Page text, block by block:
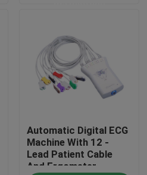
Automatic Digital ECG
Machine With 12 -
Lead Patient Cable
And Ergometer